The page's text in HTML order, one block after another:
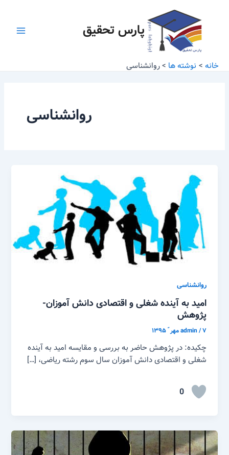
پارس تحقیق
خانه نوشته ها روانشناسی
روانشناسی
روانشناسی
امید به آینده شغلی و اقتصادی دانش آموزان-
پژوهش
admin/۷ مهر ّ ۱۳۹۵
چکیده: در پژوهش حاضر به بررسی و مقایسه امید به آینده
شغلی و اقتصادی دانش آموزان سال سوم رشته ریاضی، […]
0